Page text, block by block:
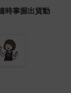
時掌握出貨動